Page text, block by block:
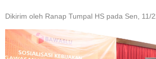
Dikirim oleh Ranap Tumpal HS pada Sen, 11/